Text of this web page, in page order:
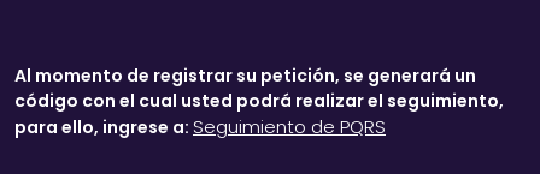
Al momento de registrar su petición, se generará un
código con el cual usted podrá realizar el seguimiento,
para ello, ingrese a: Seguimiento de PQRS